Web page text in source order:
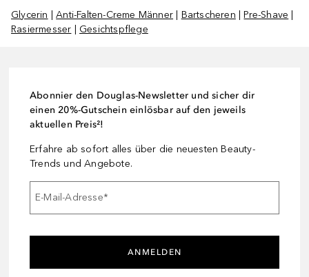
Glycerin |Anti-Falten-Creme Männer Bartscheren |Pre-Shave
Rasiermesser
Gesichtspflege
Abonnier den Douglas-Newsletter und sicher dir
einen 20%-Gutschein einlösbar auf den jeweils
aktuellen Preis²!
Erfahre ab sofort alles über die neuesten Beauty-
Trends und Angebote.
E-Mail-Adresse*
ANMELDEN